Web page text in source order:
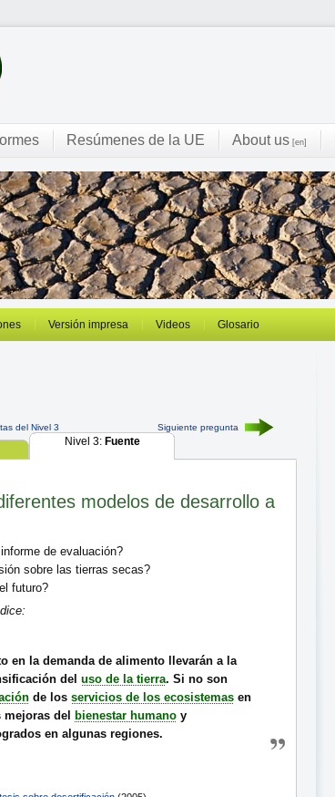
Resúmenes de la UE About us [en]
Versión impresa Videos Glosario
del Nivel 3 Siguiente pregunta
Nivel 3: Fuente
modelos de desarrollo a
de evaluación?
sobre las tierras secas?
futuro?
en la demanda de alimento llevarán a la
del uso de la tierra. Si no son
de los servicios de los ecosistemas en
mejoras del bienestar humano y
en algunas regiones.